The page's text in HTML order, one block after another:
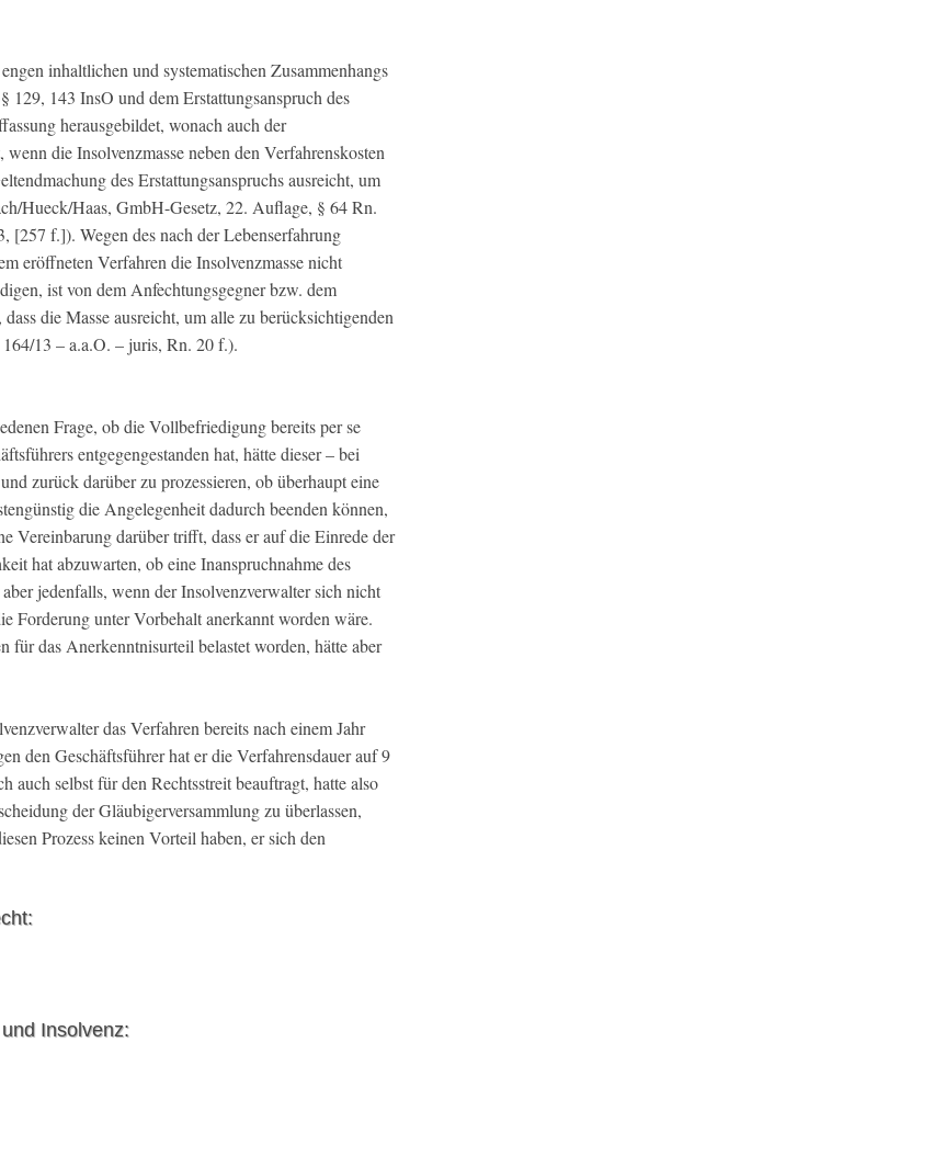
inhaltlichen und systematischen Zusammenhangs
129, 143 InsO und dem Erstattungsanspruch des
herausgebildet, wonach auch der
die Insolvenzmasse neben den Verfahrenskosten
des Erstattungsanspruchs ausreicht, um
Hueck/Haas, GmbH-Gesetz, 22. Auflage, § 64 Rn.
[257 f.]). Wegen des nach der Lebenserfahrung
eröffneten Verfahren die Insolvenzmasse nicht
ist von dem Anfechtungsgegner bzw. dem
die Masse ausreicht, um alle zu berücksichtigenden
13 – a.a.O. – juris, Rn. 20 f.).
Frage, ob die Vollbefriedigung bereits per se
entgegengestanden hat, hätte dieser – bei
zurück darüber zu prozessieren, ob überhaupt eine
die Angelegenheit dadurch beenden können,
Vereinbarung darüber trifft, dass er auf die Einrede der
hat abzuwarten, ob eine Inanspruchnahme des
jedenfalls, wenn der Insolvenzverwalter sich nicht
Forderung unter Vorbehalt anerkannt worden wäre.
das Anerkenntnisurteil belastet worden, hätte aber
das Verfahren bereits nach einem Jahr
den Geschäftsführer hat er die Verfahrensdauer auf 9
auch selbst für den Rechtsstreit beauftragt, hatte also
der Gläubigerversammlung zu überlassen,
Prozess keinen Vorteil haben, er sich den
Insolvenz: